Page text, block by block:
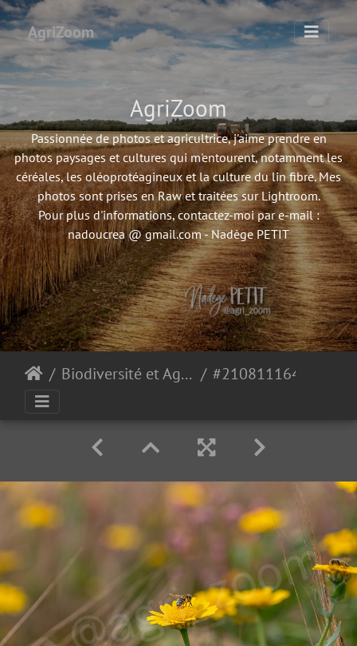
AgriZoom
AgriZoom
Passionnée de photos et agricultrice, j'aime prendre en
photos paysages et cultures qui m'entourent, notamment les
céréales, les oléoprotéagineux et la culture du lin fibre. Mes
photos sont prises en Raw et traitées sur Lightroom.
Pour plus d'informations, contactez-moi par e-mail :
nadoucrea @ gmail.com - Nadège PETIT
Biodiversité et Agroécologie